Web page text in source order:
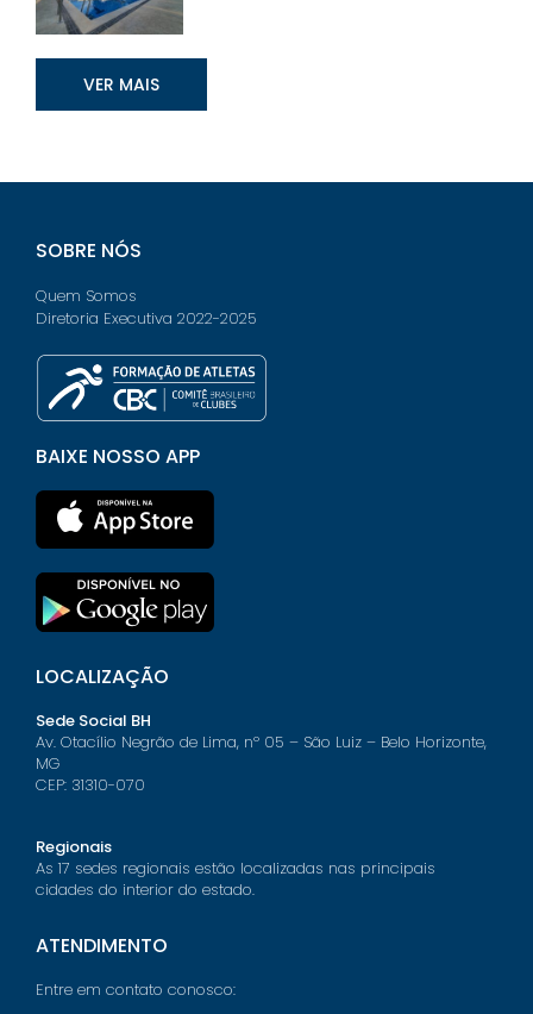
VER MAIS
SOBRE NÓS
Quem Somos
Diretoria Executiva 2022-2025
BAIXE NOSSO APP
LOCALIZAÇÃO
Sede Social BH
Av. Otacílio Negrão de Lima, nº 05 – São Luiz – Belo Horizonte,
MG
CEP: 31310-070
Regionais
As 17 sedes regionais estão localizadas nas principais
cidades do interior do estado.
ATENDIMENTO
Entre em contato conosco: